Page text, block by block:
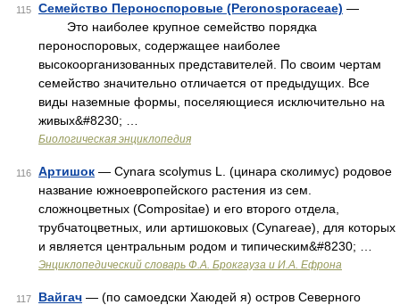
115 Семейство Пероноспоровые (Peronosporaceae) —
Это наиболее крупное семейство порядка
пероноспоровых, содержащее наиболее
высокоорганизованных представителей. По своим чертам
семейство значительно отличается от предыдущих. Все
виды наземные формы, поселяющиеся исключительно на
живых&#8230; …
Биологическая энциклопедия
116 Артишок — Cynara scolymus L. (цинара сколимус) родовое
название южноевропейского растения из сем.
сложноцветных (Compositae) и его второго отдела,
трубчатоцветных, или артишоковых (Cynareae), для которых
и является центральным родом и типическим&#8230; …
Энциклопедический словарь Ф.А. Брокгауза и И.А. Ефрона
117 Вайгач — (по самоедски Хаюдей я) остров Северного